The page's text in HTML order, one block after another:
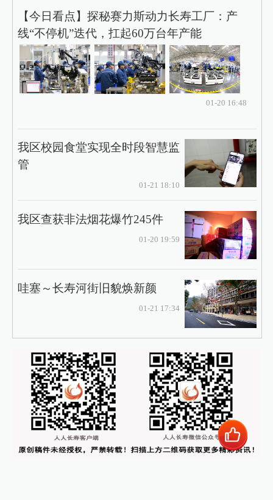
【今日看点】探秘赛力斯动力长寿工厂：产
线“不停机”迭代，扛起60万台年产能
01-20 16:48
我区校园食堂实现全时段智慧监
管
01-21 18:10
我区查获非法烟花爆竹245件
01-20 19:59
哇塞～长寿河街旧貌焕新颜
01-21 17:34